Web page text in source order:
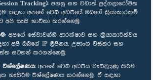
Tracking): පහසු සහ වඩාත් පුද්ගලාරෝපිත
සඳහා අපගේ වෙබ් අඩවියේ ඔබගේ ක්‍රියාකාරකම්
සැසි භාවිතා කරන්නෙමු.
අපගේ සේවාවන්හි ආරක්ෂාව සහ ක්‍රියාකාරීත්වය
අපි ඔබගේ IP ලිපිනය, උපාංග විස්තර සහ
සටහන් කරගන්නෙමු.
විශ්ලේෂණය: අපගේ වෙබ් අඩවිය වැඩිදියුණු කිරීම
හැසිරීම විශ්ලේෂණය කරන්නෙමු. ඒ සඳහා
සිටින්න :